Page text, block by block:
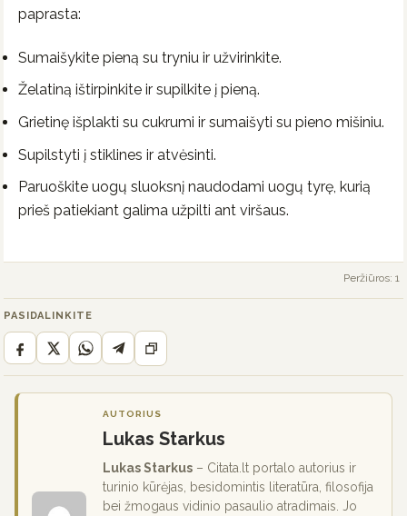
paprasta:
Sumaišykite pieną su tryniu ir užvirinkite.
Želatiną ištirpinkite ir supilkite į pieną.
Grietinę išplakti su cukrumi ir sumaišyti su pieno mišiniu.
Supilstyti į stiklines ir atvėsinti.
Paruoškite uogų sluoksnį naudodami uogų tyrę, kurią
prieš patiekiant galima užpilti ant viršaus.
Peržiūros: 1
PASIDALINKITE
AUTORIUS
Lukas Starkus
Lukas Starkus – Citata.lt portalo autorius ir
turinio kūrėjas, besidomintis literatūra, filosofija
bei žmogaus vidinio pasaulio atradimais. Jo